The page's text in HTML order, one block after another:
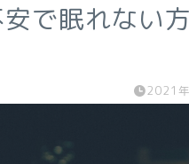
で眠れない
2021